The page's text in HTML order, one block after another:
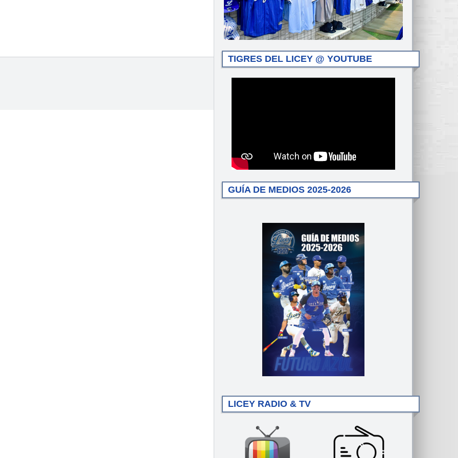
TIGRES DEL LICEY @ YOUTUBE
GUÍA DE MEDIOS 2025-2026
LICEY RADIO & TV